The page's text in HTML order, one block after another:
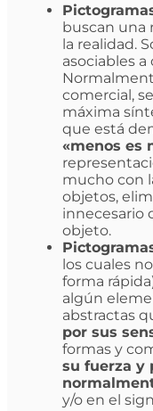
buscan una
la realidad.
asociables
comercial,
máxima
que está
«menos es
mucho con
objetos,
innecesario
objeto.
los cuales
forma
algún
abstractas
por sus
formas y
su fuerza y
y/o en el